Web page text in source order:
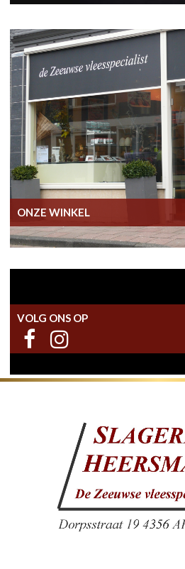
ONZE WINKEL
VOLG ONS OP